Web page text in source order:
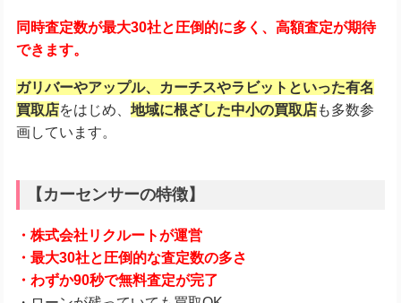
同時査定数が最大30社と圧倒的に多く、高額査定が期待
できます。
ガリバーやアップル、カーチスやラビットといった有名
買取店をはじめ、 地域に根ざした中小の買取店も多数参
画しています。
【カーセンサーの特徴】
・株式会社リクルートが運営
・最大30社と圧倒的な査定数の多さ
・わずか90秒で無料査定が完了